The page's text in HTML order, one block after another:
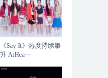
《Say It》热度持续攀
升 AtHea···